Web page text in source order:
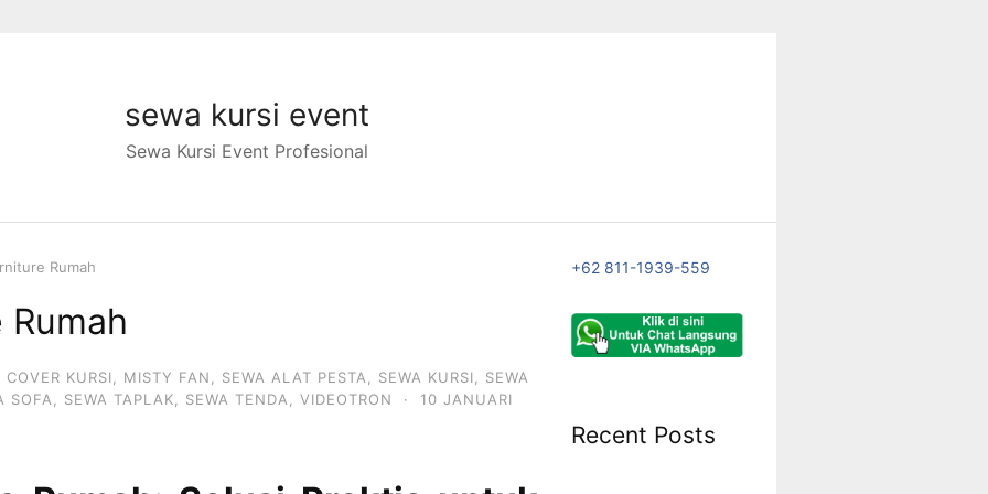
sewa kursi event
Sewa Kursi Event Profesional
Rumah
COVER KURSI MISTY FAN SEWA ALAT PESTA SEWA KURSI
SEWA
SOFA SEWA TAPLAK SEWA TENDA VIDEOTRON ·
10 JANUARI
+62 811-1939-559
Recent Posts